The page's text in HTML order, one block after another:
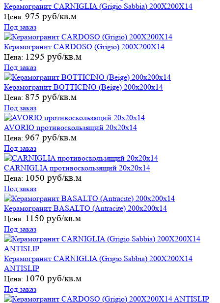
Керамогранит CARNIGLIA (Grigio Sabbia) 200X200X14
Цена: 975 руб/кв.м
Под заказ
Керамогранит CARDOSO (Grigio) 200X200X14
Цена: 1295 руб/кв.м
Под заказ
Керамогранит BOTTICINO (Beige) 200х200х14
Цена: 875 руб/кв.м
Под заказ
AVORIO противоскользящий 20х20х14
Цена: 967 руб/кв.м
Под заказ
CARNIGLIA противоскользящий 20х20х14
Цена: 1050 руб/кв.м
Под заказ
Керамогранит BASALTO (Antracite) 200х200х14
Цена: 1150 руб/кв.м
Под заказ
Керамогранит CARNIGLIA (Grigio Sabbia) 200X200X14
ANTISLIP
Цена: 1070 руб/кв.м
Под заказ